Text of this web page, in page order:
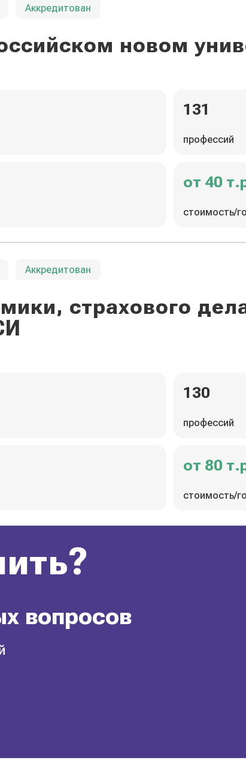
Аккредитован
новом
131
профессий
от 40
стоимость/
Аккредитован
страхового
130
профессий
от 80
стоимость/
вопросов